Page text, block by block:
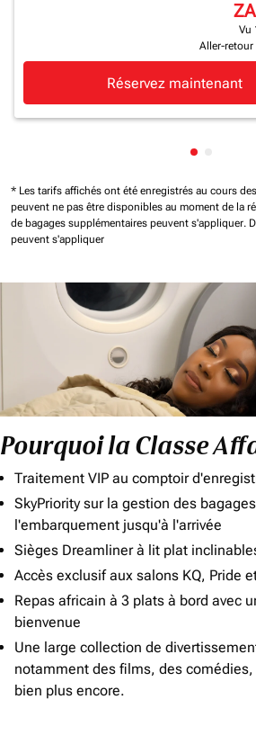
Vu
Aller-retour
Réservez maintenant
* Les tarifs affichés ont été enregistrés au cours
peuvent ne pas être disponibles au moment de la
de bagages supplémentaires peuvent s'appliquer.
peuvent s'appliquer
Pourquoi la Classe
Traitement VIP au comptoir
SkyPriority sur la gestion des
l'embarquement jusqu'à l'arrivée
Sièges Dreamliner à lit plat
Accès exclusif aux salons KQ, Pride
Repas africain à 3 plats à bord avec
bienvenue
Une large collection de
notamment des films, des
bien plus encore.